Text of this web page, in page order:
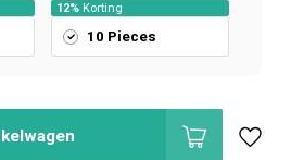
12% Korting
10 Pieces